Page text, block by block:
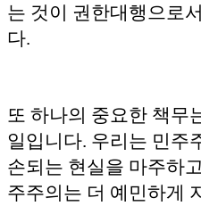
는 것이 권한대행으로
다.
또 하나의 중요한 책무
일입니다. 우리는 민주
손되는 현실을 마주하
주주의는 더 예민하게